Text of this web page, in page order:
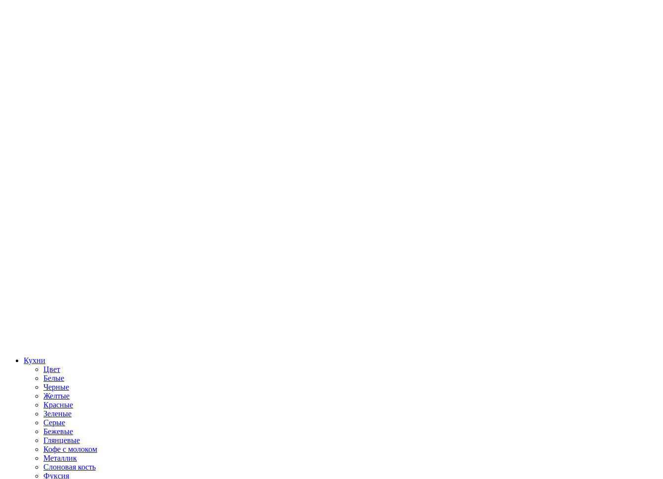
Кухни
Цвет
Белые
Черные
Желтые
Красные
Зеленые
Серые
Бежевые
Глянцевые
Кофе с молоком
Металлик
Слоновая кость
Фуксия